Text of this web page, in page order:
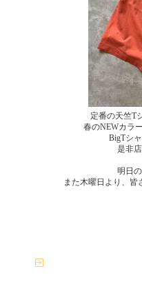
定番の天竺T
春のNEWカラ
BigTシ
是非
明日
また木曜日より、皆